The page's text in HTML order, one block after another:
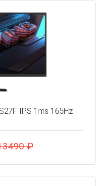
IPS 1ms 165Hz
₽